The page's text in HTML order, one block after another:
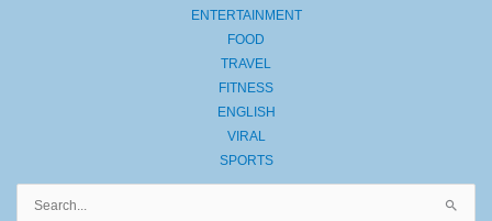
ENTERTAINMENT
FOOD
TRAVEL
FITNESS
ENGLISH
VIRAL
SPORTS